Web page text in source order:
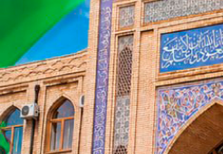
a
si
d